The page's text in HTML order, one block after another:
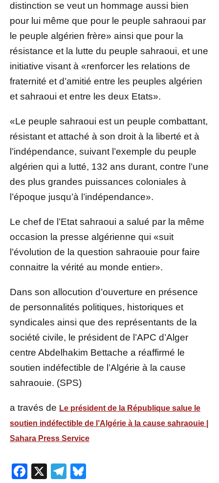
distinction se veut un hommage aussi bien
pour lui même que pour le peuple sahraoui par
le peuple algérien frère» ainsi que pour la
résistance et la lutte du peuple sahraoui, et une
initiative visant à «renforcer les relations de
fraternité et d’amitié entre les peuples algérien
et sahraoui et entre les deux Etats».
«Le peuple sahraoui est un peuple combattant,
résistant et attaché à son droit à la liberté et à
l’indépendance, suivant l’exemple du peuple
algérien qui a lutté, 132 ans durant, contre l’une
des plus grandes puissances coloniales à
l’époque jusqu’à l’indépendance».
Le chef de l’Etat sahraoui a salué par la même
occasion la presse algérienne qui «suit
l’évolution de la question sahraouie pour faire
connaitre la vérité au monde entier».
Dans son allocution d’ouverture en présence
de personnalités politiques, historiques et
syndicales ainsi que des représentants de la
société civile, le président de l’APC d’Alger
centre Abdelhakim Bettache a réaffirmé le
soutien indéfectible de l’Algérie à la cause
sahraouie. (SPS)
a través de Le président de la République salue le
soutien indéfectible de l’Algérie à la cause sahraouie |
Sahara Press Service
Facebook
X Telegram